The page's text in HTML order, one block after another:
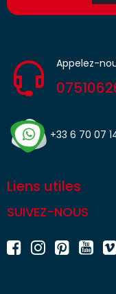
Appelez-
+33 6 70 07
Liens utiles
SUIVEZ-NOUS